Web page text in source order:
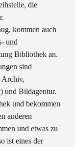
die
kommen auch
und
Bibliothek an.
sind
Archiv,
und Bildagentur.
und bekommen
anderen
und etwas zu
ist eines der